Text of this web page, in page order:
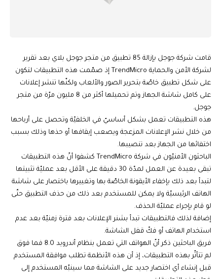
قامت شركة جوجل بإزالة 85 تطبيق من متجر جوجل بلاي بعد تقرير
لشركة الأمن والحماية TrendMicro إذ صمّمت هذه التطبيقات لتكون
على شكل تطبيق خاصّة بتحرير الصور والألعاب ولكنّها تنشر إعلانات
على كامل شاشة الجهاز وتم تحميلها أكثر من 8 مليون مرّة من متجر
جوجل.
هذه التطبيقات تعمل بشكل أساسيّ في الخلفيّة وتحصل على أرباحها
من خلال نشر الإعلانات المزعجة ويصعب إيقافها أو حذها وذلك بسبب
اختفائها من الجهاز بعد تنصيبها.
الباحثون الأمنيّون في شركة TrendMicro كشفوا أنّ هذه التطبيقات
تبقى بعيدة عن العمل لمدّة 30 دقيقة على الأقل بعد عمليّة تثبيتها
لتبدأ بعد ذلك بإخفاء الأيقونة الخاصّة بها وتغييرها باختصار على شاشة
الهاتف الرئيسيّة ولا يمكن للمستخدم بعد ذلك من حذف التطبيق حتّى
لو قام بإجراء عمليّة الحذف.
إضافة لذلك فالتطبيقات تبدأ بشنر الإعلانات بعد فترة زمنيّة بعد عدم
استخدام الهاتف أو فكّ قفل الشاشة.
فريق الباحثين ذكر أنّ الهواتف التي تعمل بنظام أندرويد 8.0 فما فوق
لم تتأثّر بهذه التطبيقات، إذ أن هذه الأنظمة تطلب موافقة المستخدم
قبل إنشاء أي اختصار جديد على الشاشة مما سينبّه المستخدم إلى